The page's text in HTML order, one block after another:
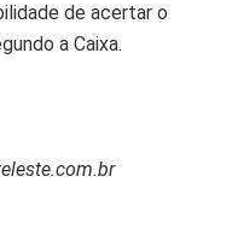
de acertar o
a Caixa.